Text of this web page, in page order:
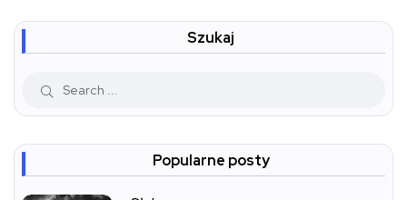
Szukaj
Popularne posty